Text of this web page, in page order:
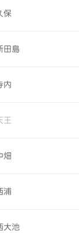
保
田島
内
王
畑
浦
大池